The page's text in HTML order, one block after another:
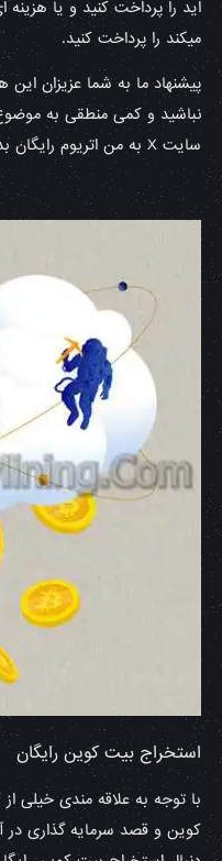
اید را پرداخت کنید و یا
میکند را پرداخت کنید.
پیشنهاد ما به شما عزیزان
نباشید و کمی منطقی به موضوع
سایت X به من اتریوم رایگان بدهد؟
استخراج بیت کوین رایگان
با توجه به علاقه مندی خیلی از
کوین و قصد سرمایه گذاری در